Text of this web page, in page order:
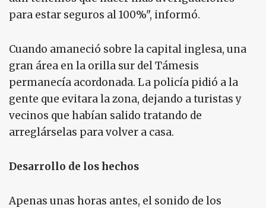
para estar seguros al 100%", informó.
Cuando amaneció sobre la capital inglesa, una
gran área en la orilla sur del Támesis
permanecía acordonada. La policía pidió a la
gente que evitara la zona, dejando a turistas y
vecinos que habían salido tratando de
arreglárselas para volver a casa.
Desarrollo de los hechos
Apenas unas horas antes, el sonido de los